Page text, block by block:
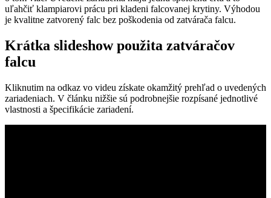
uľahčiť klampiarovi prácu pri kladeni falcovanej krytiny. Výhodou
je kvalitne zatvorený falc bez poškodenia od zatvárača falcu.
Krátka slideshow použita zatváračov
falcu
Kliknutim na odkaz vo videu získate okamžitý prehľad o uvedených
zariadeniach. V článku nižšie sú podrobnejšie rozpísané jednotlivé
vlastnosti a špecifikácie zariadení.